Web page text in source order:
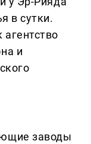
в сутки.
и
заводы